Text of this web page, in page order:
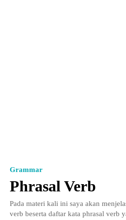
Grammar
Phrasal Verb
Pada materi kali ini saya akan
verb beserta daftar kata phrasal verb